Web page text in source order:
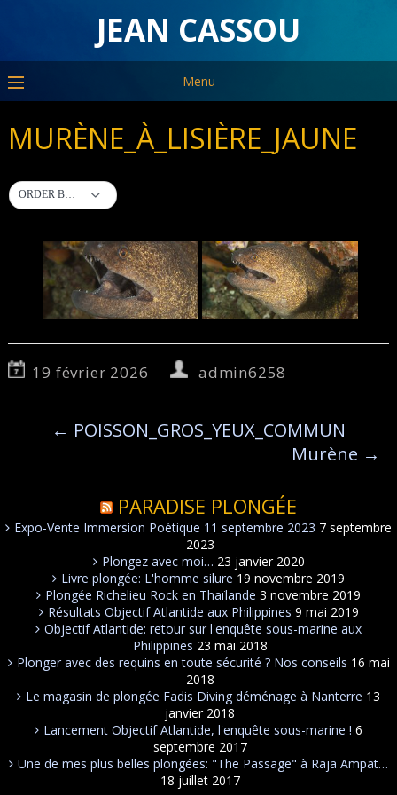
JEAN CASSOU
Menu
MURÈNE_À_LISIÈRE_JAUNE
ORDER BY DEFAULT
19 février 2026 admin6258
← POISSON_GROS_YEUX_COMMUN
Murène →
PARADISE PLONGÉE
Expo-Vente Immersion Poétique 11 septembre 2023 7 septembre
2023
Plongez avec moi… 23 janvier 2020
Livre plongée: L'homme silure 19 novembre 2019
Plongée Richelieu Rock en Thaïlande 3 novembre 2019
Résultats Objectif Atlantide aux Philippines 9 mai 2019
Objectif Atlantide: retour sur l'enquête sous-marine aux
Philippines 23 mai 2018
Plonger avec des requins en toute sécurité ? Nos conseils 16 mai
2018
Le magasin de plongée Fadis Diving déménage à Nanterre 13
janvier 2018
Lancement Objectif Atlantide, l'enquête sous-marine ! 6
septembre 2017
Une de mes plus belles plongées: "The Passage" à Raja Ampat…
18 juillet 2017